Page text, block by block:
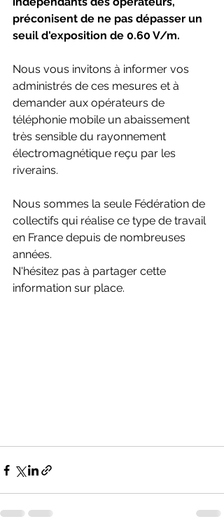
préconisent de ne pas dépasser un
seuil d'exposition de 0.60 V/m.
Nous vous invitons à informer vos
administrés de ces mesures et à
demander aux opérateurs de
téléphonie mobile un abaissement
très sensible du rayonnement
électromagnétique reçu par les
riverains.
Nous sommes la seule Fédération de
collectifs qui réalise ce type de travail
en France depuis de nombreuses
années.
N'hésitez pas à partager cette
information sur place.